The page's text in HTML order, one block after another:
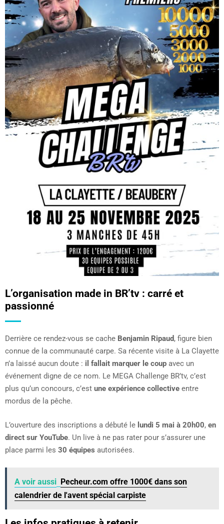
L’organisation made in BR’tv : carré et
passionné
Derrière ce rendez-vous se cache Benjamin Ripaud, figure bien
connue de la communauté carpe. Sa récente visite à La Clayette
n’a laissé aucun doute : il fallait marquer le coup avec un
événement digne de ce nom. Le MEGA Challenge BR’tv, c’est
plus qu’un concours, c’est une expérience collective entre
mordus de la pêche.
L’ouverture des inscriptions a débuté le lundi 5 mai à 20h00, en
direct sur YouTube. Un live à ne pas rater pour s’assurer une
place parmi les 30 équipes autorisées.
A voir aussi Pecheur.com offre 1000€ dans son
calendrier de l'avent spécial carpiste